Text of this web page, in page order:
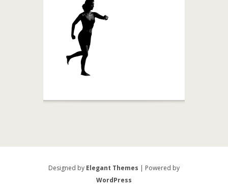
Designed by Elegant Themes | Powered by
WordPress